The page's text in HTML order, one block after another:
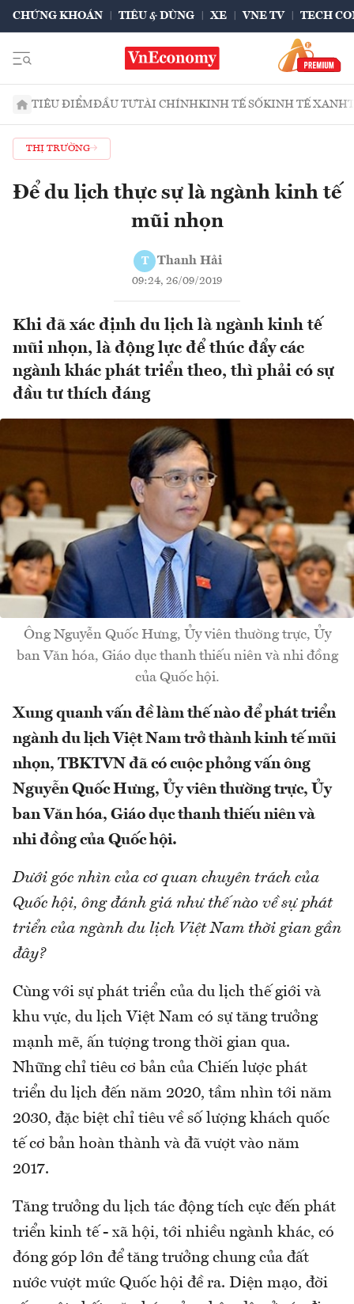
CHỨNG KHOÁN TIÊU & DÙNG XE VNE TV TECH
TIÊU ĐIỂMĐẦU TƯTÀI CHÍNHKINH TẾ SỐKINH TẾ XANH
THỊ TRƯỜNG
Để du lịch thực sự là ngành kinh tế
mũi nhọn
T Thanh Hải
09:24, 26/09/2019
Khi đã xác định du lịch là ngành kinh tế
mũi nhọn, là động lực để thúc đẩy các
ngành khác phát triển theo, thì phải có sự
đầu tư thích đáng
Ông Nguyễn Quốc Hưng, Ủy viên thường trực, Ủy
ban Văn hóa, Giáo dục thanh thiếu niên và nhi đồng
của Quốc hội.
Xung quanh vấn đề làm thế nào để phát triển
ngành du lịch Việt Nam trở thành kinh tế mũi
nhọn, TBKTVN đã có cuộc phỏng vấn ông
Nguyễn Quốc Hưng, Ủy viên thường trực, Ủy
ban Văn hóa, Giáo dục thanh thiếu niên và
nhi đồng của Quốc hội.
Dưới góc nhìn của cơ quan chuyên trách của
Quốc hội, ông đánh giá như thế nào về sự phát
triển của ngành du lịch Việt Nam thời gian gần
đây?
Cùng với sự phát triển của du lịch thế giới và
khu vực, du lịch Việt Nam có sự tăng trưởng
mạnh mẽ, ấn tượng trong thời gian qua.
Những chỉ tiêu cơ bản của Chiến lược phát
triển du lịch đến năm 2020, tầm nhìn tới năm
2030, đặc biệt chỉ tiêu về số lượng khách quốc
tế cơ bản hoàn thành và đã vượt vào năm
2017.
Tăng trưởng du lịch tác động tích cực đến phát
triển kinh tế - xã hội, tới nhiều ngành khác, có
đóng góp lớn để tăng trưởng chung của đất
nước vượt mức Quốc hội đề ra. Diện mạo, đời